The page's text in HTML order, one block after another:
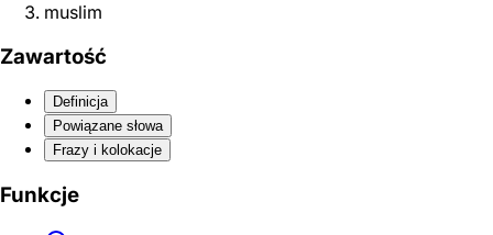
muslim
Zawartość
Definicja
Powiązane słowa
Frazy i kolokacje
Funkcje